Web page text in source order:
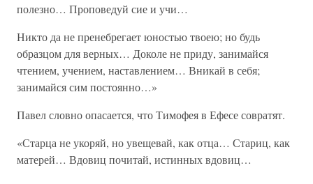
полезно… Проповедуй сие и учи…
Никто да не пренебрегает юностью твоею; но будь
образцом для верных… Доколе не приду, занимайся
чтением, учением, наставлением… Вникай в себя;
занимайся сим постоянно…»
Павел словно опасается, что Тимофея в Ефесе совратят.
«Старца не укоряй, но увещевай, как отца… Стариц, как
матерей… Вдовиц почитай, истинных вдовиц…